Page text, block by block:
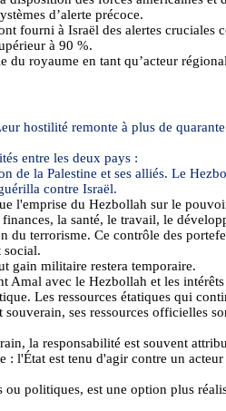
d’alerte précoce.
fourni à Israël des alertes
à 90 %.
royaume en tant qu’acteur
hostilité remonte à plus de
entre les deux pays :
la Palestine et ses alliés. Le
contre Israël.
l'emprise du Hezbollah sur le
la santé, le travail, le
terrorisme. Ce contrôle des
social.
gain militaire restera temporaire.
Amal avec le Hezbollah et les
Les ressources étatiques qui
ses ressources officielles
la responsabilité est souvent
l'État est tenu d'agir contre un
politiques, est une option plus